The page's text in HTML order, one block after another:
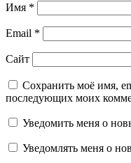
Имя *
Email *
Сайт
Сохранить моё имя,
последующих моих
Уведомить меня о
Уведомлять меня о